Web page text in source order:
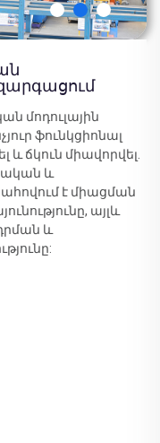
մոդուլային
ֆունկցիոնալ
ճկուն միավորվել.
և
է միացման
այլև
և